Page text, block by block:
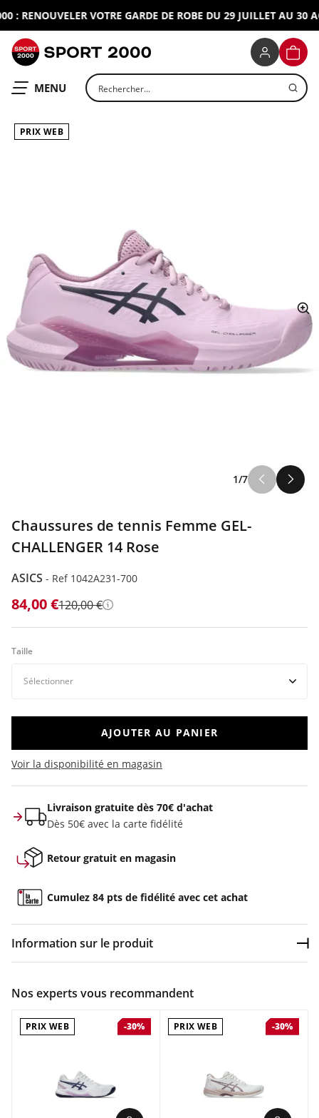
: RENOUVELER VOTRE GARDE DE ROBE DU 29 JUILLET AU 30
OUVRIR LE
MENU Rechercher un produit
PRIX WEB
1/7
Chaussures de tennis Femme GEL-
CHALLENGER 14 Rose
ASICS - Ref 1042A231-700
84,00 €120,00 € Détails
Taille
AJOUTER AU PANIER
Voir la disponibilité en magasin
Livraison gratuite dès 70€ d'achat
Dès 50€ avec la carte fidélité
Retour gratuit en magasin
Cumulez 84 pts de fidélité avec cet achat
Information sur le produit
Chaussures de tennis Femme Asics GEL-CHALLENGER 14 Rose
Nos experts vous recommandent
PRIX WEB -30% PRIX WEB -30%